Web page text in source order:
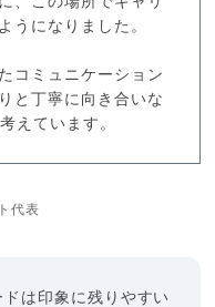
うになりました。
コミュニケーション
と丁寧に向き合いな
えています。
代表
は印象に残りやすい